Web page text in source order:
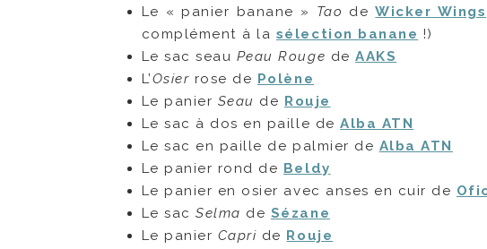
Le « panier banane » Tao deWicker Wings
complément à la sélection banane !)
Le sac seau Peau Rouge deAAKS
L’Osier rose de Polène
Le panier Seau de Rouje
Le sac à dos en paille deAlba ATN
Le sac en paille de palmier de Alba ATN
Le panier rond de Beldy
Le panier en osier avec anses en cuir de
Le sacSelma de Sézane
Le panier Capri de Rouje